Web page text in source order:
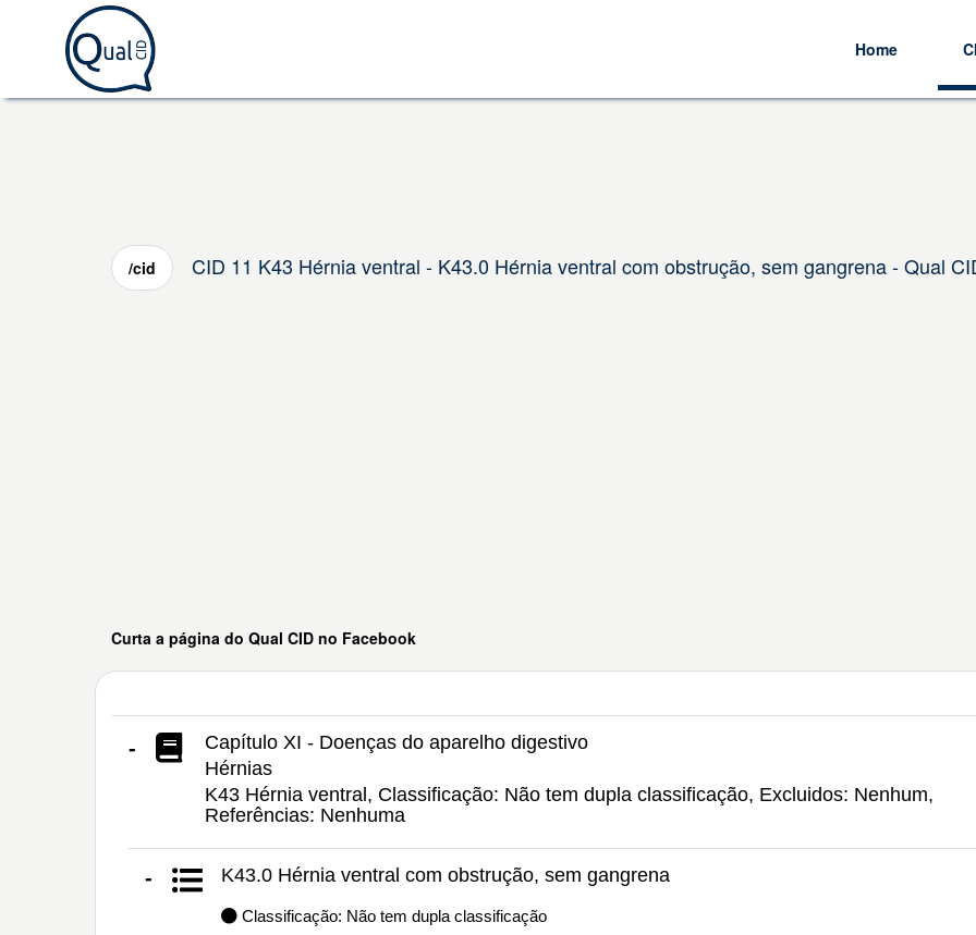
Home
/cid CID 11 K43 Hérnia ventral - K43.0 Hérnia ventral com obstrução, sem gangrena - Qual
Curta a página do Qual CID no Facebook
-
Capítulo XI - Doenças do aparelho digestivo
Hérnias
K43 Hérnia ventral, Classificação: Não tem dupla classificação, Excluidos: Nenhum,
Referências: Nenhuma
- K43.0 Hérnia ventral com obstrução, sem gangrena
Classificação: Não tem dupla classificação